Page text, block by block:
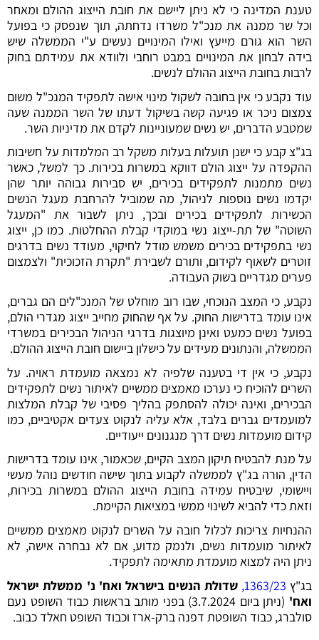
טענת המדינה כי לא ניתן ליישם את חובת הייצוג ההולם ומאחר
וכל שר ממנה את מנכ"ל משרדו נדחתה, תוך שנפסק כי בפועל
השר הוא גורם מייעץ ואילו המינויים נעשים ע"י הממשלה שיש
בידה לבחון את המינויים במבט רוחבי ולוודא את עמידתם בחוק
לרבות בחובת הייצוג ההולם לנשים.
עוד נקבע כי אין בחובה לשקול מינוי אישה לתפקיד המנכ"ל משום
צמצום ניכר או פגיעה קשה בשיקול דעתו של השר הממנה שעה
שמטבע הדברים, יש נשים שמעוניינות לקדם את מדיניות השר.
בג"צ קבע כי ישנן תועלות בעלות משקל רב המלמדות על חשיבות
ההקפדה על ייצוג הולם דווקא במשרות בכירות. כך למשל, כאשר
נשים מתמנות לתפקידים בכירים, יש סבירות גבוהה יותר שהן
יקדמו נשים נוספות לניהול, מה שמוביל להרחבת מעגל הנשים
הכשירות לתפקידים בכירים ובכך, ניתן לשבור את "המעגל
השוטה" של תת-ייצוג נשי במוקדי קבלת ההחלטות. כמו כן, ייצוג
נשי בתפקידים בכירים משמש מודל לחיקוי, מעודד נשים בדרגים
זוטרים לשאוף לקידום, ותורם לשבירת "תקרת הזכוכית" ולצמצום
פערים מגדריים בשוק העבודה.
נקבע, כי המצב הנוכחי, שבו רוב מוחלט של המנכ"לים הם גברים,
אינו עומד בדרישות החוק. על אף שהחוק מחייב ייצוג מגדרי הולם,
בפועל נשים כמעט ואינן מיוצגות בדרגי הניהול הבכירים במשרדי
הממשלה, והנתונים מעידים על כישלון ביישום חובת הייצוג ההולם.
נקבע, כי אין די בטענה שלפיה לא נמצאה מועמדת ראויה. על
השרים להוכיח כי נערכו מאמצים ממשיים לאיתור נשים לתפקידים
הבכירים, ואינה יכולה להסתפק בהליך פסיבי של קבלת המלצות
למועמדים גברים בלבד, אלא עליה לנקוט צעדים אקטיביים, כמו
קידום מועמדות נשים דרך מנגנונים ייעודיים.
על מנת להבטיח תיקון המצב הקיים, שכאמור, אינו עומד בדרישות
הדין, הורה בג"ץ לממשלה לקבוע בתוך שישה חודשים נוהל מעשי
ויישומי, שיבטיח עמידה בחובת הייצוג ההולם במשרות בכירות,
וזאת כדי להביא לשינוי ממשי במציאות הקיימת.
ההנחיות צריכות לכלול חובה על השרים לנקוט מאמצים ממשיים
לאיתור מועמדות נשים, ולנמק מדוע, אם לא נבחרה אישה, לא
ניתן היה למצוא מועמדת מתאימה לתפקיד.
בג"ץ 1363/23
, שדולת הנשים בישראל ואח' נ' ממשלת ישראל
ואח'
(ניתן ביום 3.7.2024) בפני מותב בראשות כבוד השופט נעם
סולברג, כבוד השופטת דפנה ברק-ארז וכבוד השופט חאלד כבוב.